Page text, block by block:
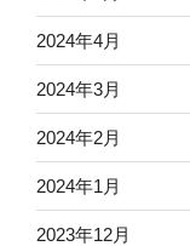
2024年4月
2024年3月
2024年2月
2024年1月
2023年12月